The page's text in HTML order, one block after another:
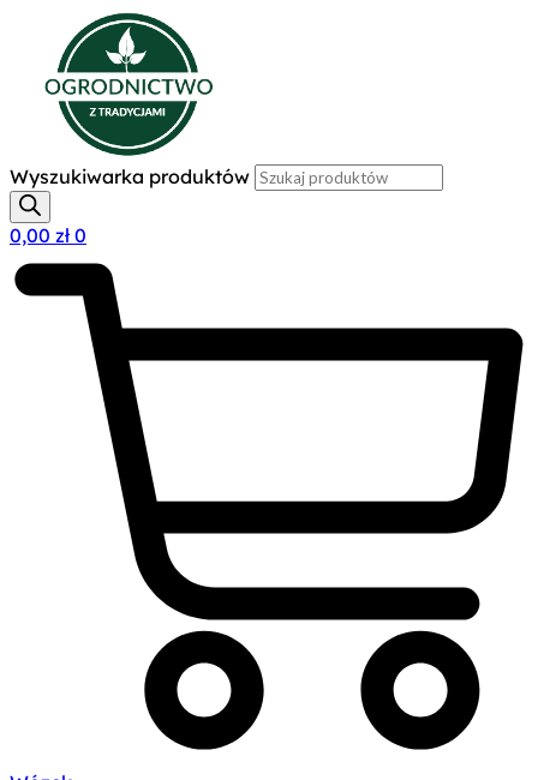
Wyszukiwarka produktów
0,00 zł 0